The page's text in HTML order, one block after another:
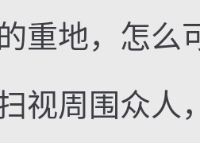
重地，怎么
周围众人